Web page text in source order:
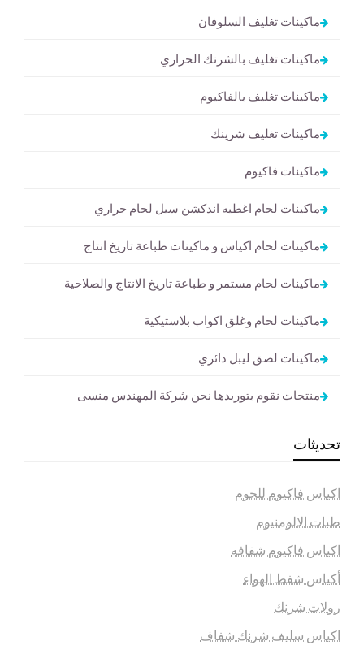
ماكينات تغليف السلوفان
ماكينات تغليف بالشرنك الحراري
ماكينات تغليف بالفاكيوم
ماكينات تغليف شرينك
ماكينات فاكيوم
ماكينات لحام اغطيه اندكشن سيل لحام حراري
ماكينات لحام اكياس و ماكينات طباعة تاريخ انتاج
ماكينات لحام مستمر و طباعة تاريخ الانتاج والصلاحية
ماكينات لحام وغلق اكواب بلاستيكية
ماكينات لصق ليبل دائري
منتجات نقوم بتوريدها نحن شركة المهندس منسى
تحديثات
اكياس فاكيوم للحوم
طبات الالومنيوم
اكياس فاكيوم شفافه
أكياس شفط الهواء
رولات شرنك
اكياس سليف شرنك شفاف